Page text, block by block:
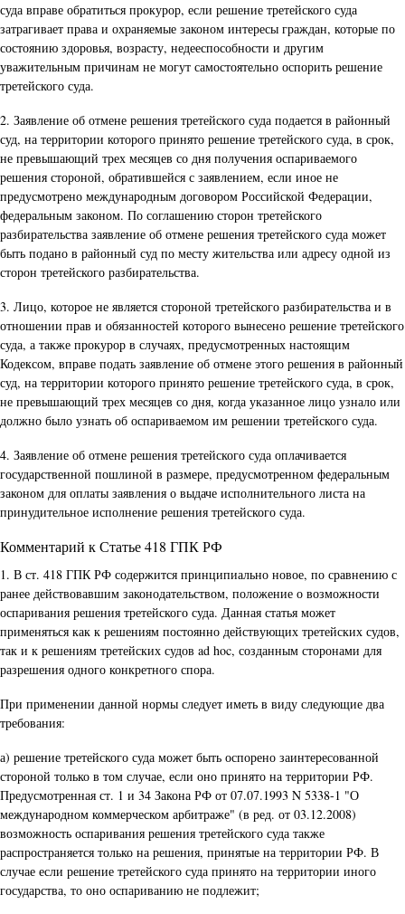
суда вправе обратиться прокурор, если решение третейского суда
затрагивает права и охраняемые законом интересы граждан, которые по
состоянию здоровья, возрасту, недееспособности и другим
уважительным причинам не могут самостоятельно оспорить решение
третейского суда.
2. Заявление об отмене решения третейского суда подается в районный
суд, на территории которого принято решение третейского суда, в срок,
не превышающий трех месяцев со дня получения оспариваемого
решения стороной, обратившейся с заявлением, если иное не
предусмотрено международным договором Российской Федерации,
федеральным законом. По соглашению сторон третейского
разбирательства заявление об отмене решения третейского суда может
быть подано в районный суд по месту жительства или адресу одной из
сторон третейского разбирательства.
3. Лицо, которое не является стороной третейского разбирательства и в
отношении прав и обязанностей которого вынесено решение третейского
суда, а также прокурор в случаях, предусмотренных настоящим
Кодексом, вправе подать заявление об отмене этого решения в районный
суд, на территории которого принято решение третейского суда, в срок,
не превышающий трех месяцев со дня, когда указанное лицо узнало или
должно было узнать об оспариваемом им решении третейского суда.
4. Заявление об отмене решения третейского суда оплачивается
государственной пошлиной в размере, предусмотренном федеральным
законом для оплаты заявления о выдаче исполнительного листа на
принудительное исполнение решения третейского суда.
Комментарий к Статье 418 ГПК РФ
1. В ст. 418 ГПК РФ содержится принципиально новое, по сравнению с
ранее действовавшим законодательством, положение о возможности
оспаривания решения третейского суда. Данная статья может
применяться как к решениям постоянно действующих третейских судов,
так и к решениям третейских судов ad hoc, созданным сторонами для
разрешения одного конкретного спора.
При применении данной нормы следует иметь в виду следующие два
требования:
а) решение третейского суда может быть оспорено заинтересованной
стороной только в том случае, если оно принято на территории РФ.
Предусмотренная ст. 1 и 34 Закона РФ от 07.07.1993 N 5338-1 "О
международном коммерческом арбитраже" (в ред. от 03.12.2008)
возможность оспаривания решения третейского суда также
распространяется только на решения, принятые на территории РФ. В
случае если решение третейского суда принято на территории иного
государства, то оно оспариванию не подлежит;